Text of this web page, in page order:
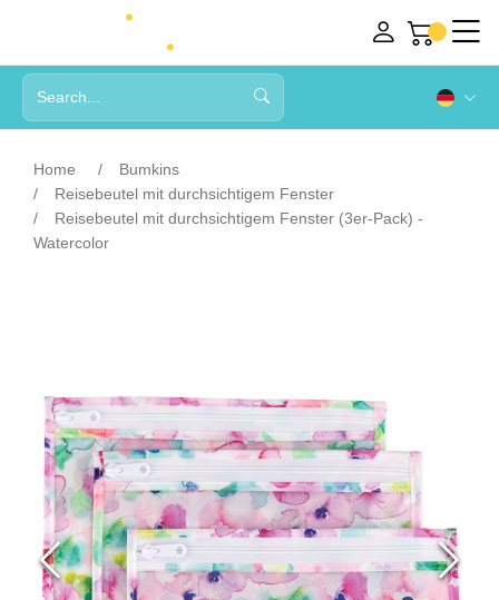
Home
Bumkins
Reisebeutel mit durchsichtigem Fenster
Reisebeutel mit durchsichtigem Fenster (3er-Pack) -
Watercolor